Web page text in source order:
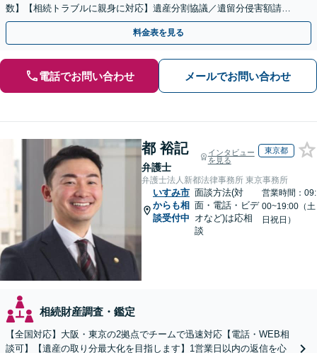
数】【相続トラブルに親身に対応】遺産分割協議／遺留分侵害額請求
／遺言書作成も丁寧に対応【40分相談無料】【渋谷駅3分】
料金表を見る
電話でお問い合わせ メールでお問い合わせ
都 裕記
弁護士
インタビュー
を見る
東京都
弁護士法人新都法律事務所 東京事務所
いすみ市
からも相
談受付中
面談方法(対
面・電話・ビデ
オなど)は応相
談
営業時間：09:
00~19:00（土
日祝日）
相続財産調査・鑑定
【全国対応】大阪・東京の2拠点でチームで迅速対応【電話・WEB相
談可】【遺産の取り分最大化を目指します】1営業日以内の返信を心